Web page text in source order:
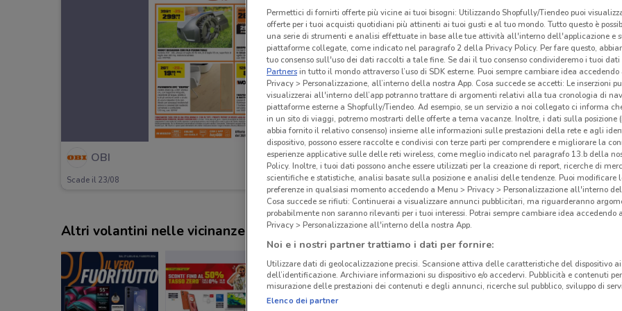
OBI
Scade il 23/08 19.9 km
Altri volantini nelle vicinanze
Gli
OBI
tutti
OBI
la
per
sui
La
Permettici di fornirti offerte più vicine ai tuoi bisogni: Utilizzando Shopfully/Tiendeo puoi
offerte per i tuoi acquisti quotidiani più attinenti ai tuoi gusti e al tuo mondo. Tutto questo è
una serie di strumenti e analisi effettuate in base alle tue attività all'interno dell'applicazione e
piattaforme collegate, come indicato nel paragrafo 2 della Privacy Policy. Per fare questo,
tuo consenso sull'uso dei dati raccolti a tale fine. Se dai il tuo consenso condivideremo i tuoi dati
Partnersin tutto il mondo attraverso l’uso di SDK esterne. Puoi sempre cambiare idea accedendo
Privacy > Personalizzazione, all’interno della nostra App. Cosa succede se accetti: Le inserzioni
visualizzerai all'interno dell’app potranno trattare di argomenti relativi alla tua cronologia di
piattaforme esterne a Shopfully/Tiendeo. Ad esempio, se un servizio a noi collegato ci informa
in un sito di viaggi, potremo mostrarti delle offerte a tema vacanze. Inoltre, i dati sulla posizione
abbia fornito il relativo consenso) insieme alle informazioni sulle prestazioni della rete e agli
dispositivo, possono essere raccolte e condivisi con terze parti per comprendere e migliorare la
esperienze applicative sulle delle reti wireless, come meglio indicato nel paragrafo 13.b della
Policy. Inoltre, i tuoi dati possono anche essere utilizzati per la creazione di report, ricerche di
scientifiche e statistiche, analisi basate sulla posizione e analisi delle tendenze. Puoi modificare
preferenze in qualsiasi momento accedendo a Menu > Privacy > Personalizzazione all'interno
Cosa succede se rifiuti: Continuerai a visualizzare annunci pubblicitari, ma riguarderanno
probabilmente non saranno rilevanti per i tuoi interessi. Potrai sempre cambiare idea accedendo
Privacy > Personalizzazione all'interno della nostra App.
Noi e i nostri partner trattiamo i dati per fornire:
Utilizzare dati di geolocalizzazione precisi. Scansione attiva delle caratteristiche del dispositivo
dell’identificazione. Archiviare informazioni su dispositivo e/o accedervi. Pubblicità e contenuti
misurazione delle prestazioni dei contenuti e degli annunci, ricerche sul pubblico, sviluppo di
Elenco dei partner